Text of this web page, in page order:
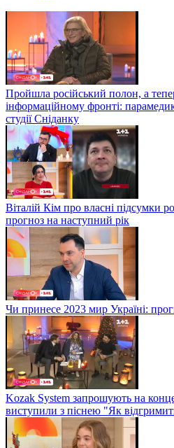
Пройшла російський полон, а
інформаційному фронті:
студії Сніданку
Віталій Кім про власні підсумки
прогноз на наступний рік
Чи принесе 2023 мир Україні:
Kozak System запрошують на
виступили з піснею "Як